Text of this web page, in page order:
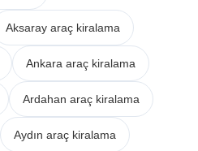
Aksaray araç kiralama
Ankara araç kiralama
Ardahan araç kiralama
Aydın araç kiralama